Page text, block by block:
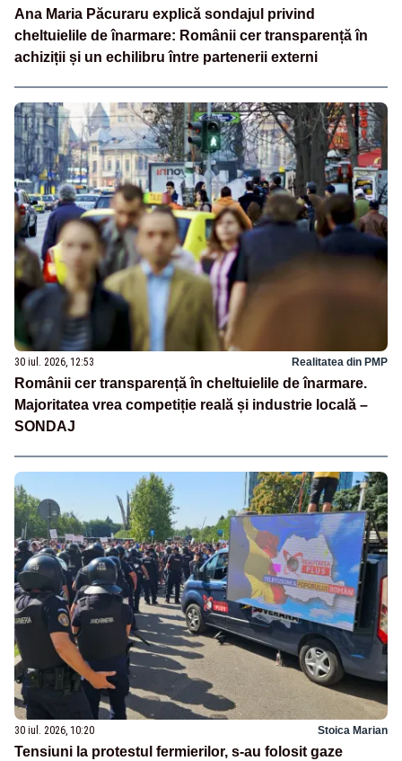
Ana Maria Păcuraru explică sondajul privind
cheltuielile de înarmare: Românii cer transparență în
achiziții și un echilibru între partenerii externi
30 iul. 2026, 12:53 Realitatea din PMP
Românii cer transparență în cheltuielile de înarmare.
Majoritatea vrea competiție reală și industrie locală –
SONDAJ
30 iul. 2026, 10:20 Stoica Marian
Tensiuni la protestul fermierilor, s-au folosit gaze